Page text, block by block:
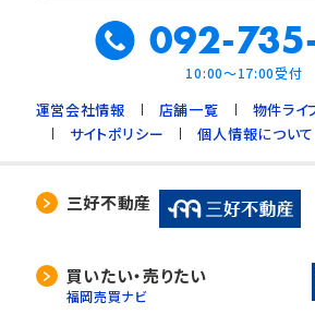
092-
10:00～17:00受付
運営会社情報 店舗一覧
物件ライ
サイトポリシー
個人情報について
三好不動産
買いたい・売りたい
福岡売買ナビ